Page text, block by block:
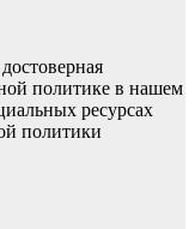
политике в нашем
ресурсах
политики